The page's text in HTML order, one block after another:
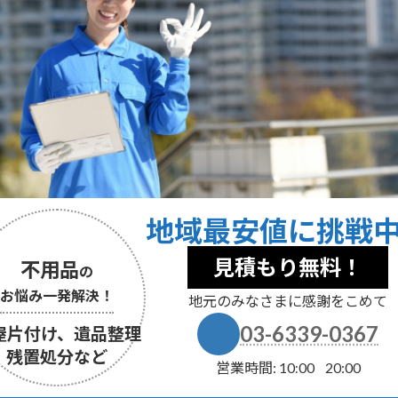
不用品の
お悩み一発解決！
片付け、遺品整理
残置処分など
地域最安値に挑戦
見積もり無料！
地元のみなさまに感謝をこめて
03-6339-0367
営業時間: 10:00 20:00